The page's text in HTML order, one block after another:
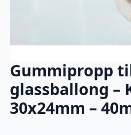
Gummipropp
glassballong –
30x24mm –